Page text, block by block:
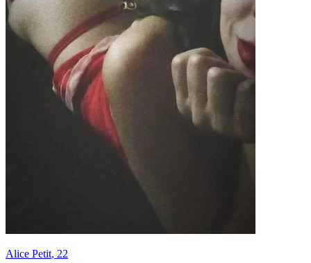
Alice Petit, 22